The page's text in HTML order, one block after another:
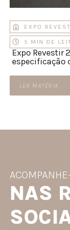
EXPO
5 MIN DE
Expo Revestir
especificação
LER MATÉRIA
NAS